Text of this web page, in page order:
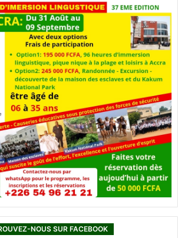
NOUS SUR FACEBOOK